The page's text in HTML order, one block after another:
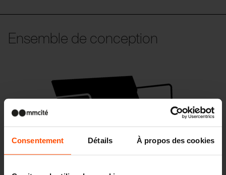
Consentement Détails À propos des cookies
Ensemble de conception